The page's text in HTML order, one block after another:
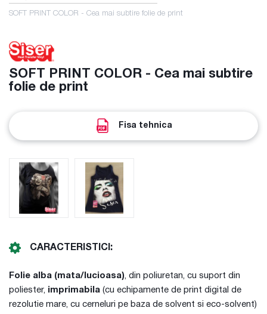
SOFT PRINT COLOR - Cea mai subtire folie de print
SOFT PRINT COLOR - Cea mai subtire
folie de print
Fisa tehnica
CARACTERISTICI:
Folie alba (mata/lucioasa), din poliuretan, cu suport din
poliester, imprimabila (cu echipamente de print digital de
rezolutie mare, cu cerneluri pe baza de solvent si eco-solvent)